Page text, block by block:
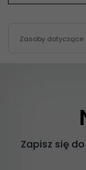
Zasoby
Zapisz się